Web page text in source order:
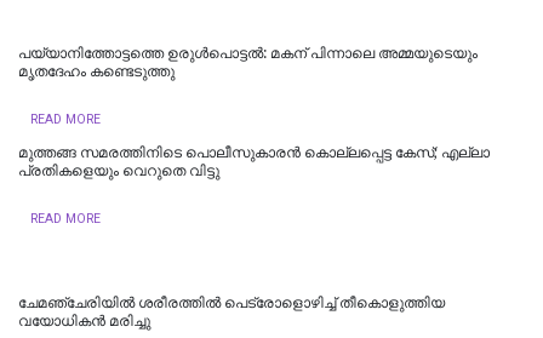
പയ്യാനിത്തോട്ടത്തെ ഉരുൾപൊട്ടൽ: മകന് പിന്നാലെ അമ്മയുടെയും
മൃതദേഹം കണ്ടെടുത്തു
READ MORE
മുത്തങ്ങ സമരത്തിനിടെ പൊലീസുകാരൻ കൊല്ലപ്പെട്ട കേസ്; എല്ലാ
പ്രതികളെയും വെറുതെ വിട്ടു
READ MORE
ചേമഞ്ചേരിയില്‍ ശരീരത്തില്‍ പെട്രോളൊഴിച്ച് തീകൊളുത്തിയ
വയോധികന്‍ മരിച്ചു